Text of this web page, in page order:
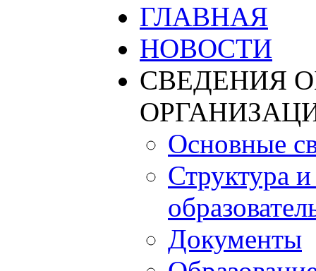
ГЛАВНАЯ
НОВОСТИ
СВЕДЕНИЯ
Основные
Структура
Документы